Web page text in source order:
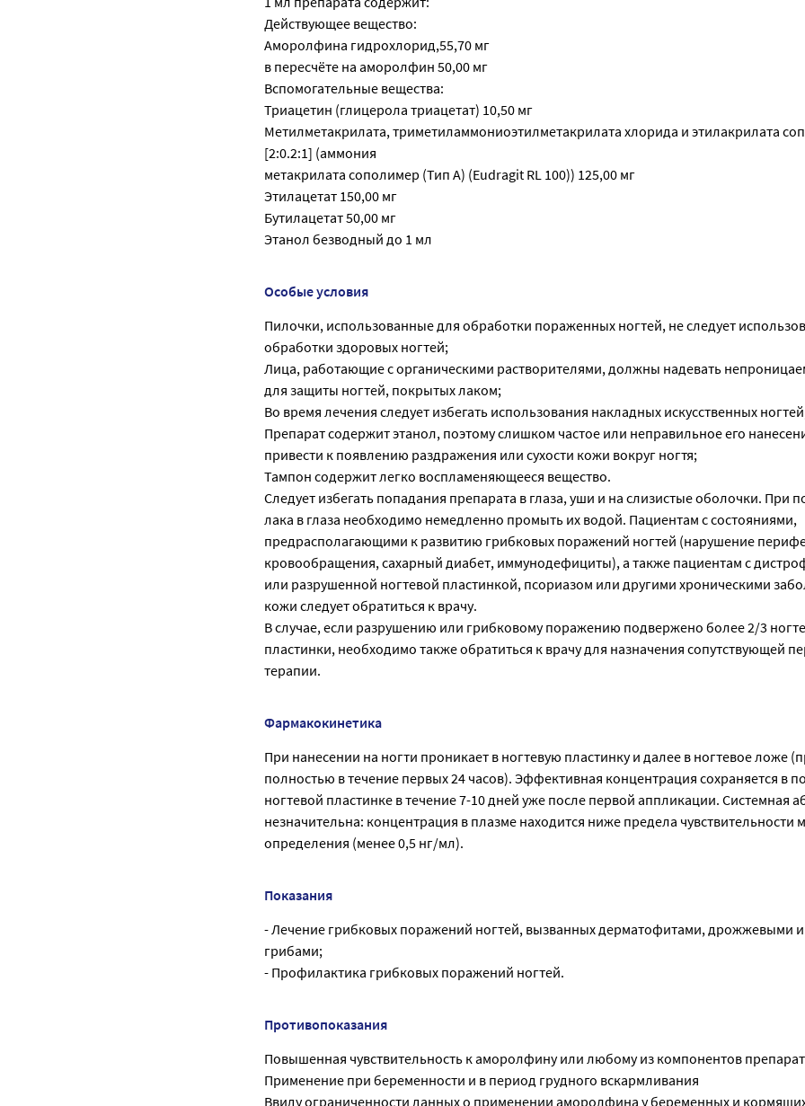
Действующее вещество:
Аморолфина гидрохлорид,55,70 мг
в пересчёте на аморолфин 50,00 мг
Вспомогательные вещества:
Триацетин (глицерола триацетат) 10,50 мг
Метилметакрилата, триметиламмониоэтилметакрилата хлорида и этилакрилата
[2:0.2:1] (аммония
метакрилата сополимер (Тип А) (Eudragit RL 100)) 125,00 мг
Этилацетат 150,00 мг
Бутилацетат 50,00 мг
Этанол безводный до 1 мл
Особые условия
Пилочки, использованные для обработки пораженных ногтей, не следует
обработки здоровых ногтей;
Лица, работающие с органическими растворителями, должны надевать
для защиты ногтей, покрытых лаком;
Во время лечения следует избегать использования накладных искусственных
Препарат содержит этанол, поэтому слишком частое или неправильное его
привести к появлению раздражения или сухости кожи вокруг ногтя;
Тампон содержит легко воспламеняющееся вещество.
Следует избегать попадания препарата в глаза, уши и на слизистые оболочки. При
лака в глаза необходимо немедленно промыть их водой. Пациентам с состояниями,
предрасполагающими к развитию грибковых поражений ногтей (нарушение
кровообращения, сахарный диабет, иммунодефициты), а также пациентам с
или разрушенной ногтевой пластинкой, псориазом или другими хроническими
кожи следует обратиться к врачу.
В случае, если разрушению или грибковому поражению подвержено более 2/3
пластинки, необходимо также обратиться к врачу для назначения сопутствующей
терапии.
Фармакокинетика
При нанесении на ногти проникает в ногтевую пластинку и далее в ногтевое ложе
полностью в течение первых 24 часов). Эффективная концентрация сохраняется в
ногтевой пластинке в течение 7-10 дней уже после первой аппликации. Системная
незначительна: концентрация в плазме находится ниже предела чувствительности
определения (менее 0,5 нг/мл).
Показания
- Лечение грибковых поражений ногтей, вызванных дерматофитами, дрожжевыми
грибами;
- Профилактика грибковых поражений ногтей.
Противопоказания
Повышенная чувствительность к аморолфину или любому из компонентов
Применение при беременности и в период грудного вскармливания
Ввиду ограниченности данных о применении аморолфина у беременных и